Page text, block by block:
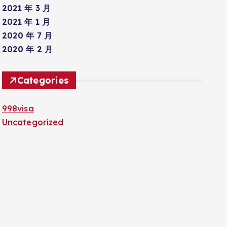
2021 年 3 月
2021 年 1 月
2020 年 7 月
2020 年 2 月
Categories
998visa
Uncategorized